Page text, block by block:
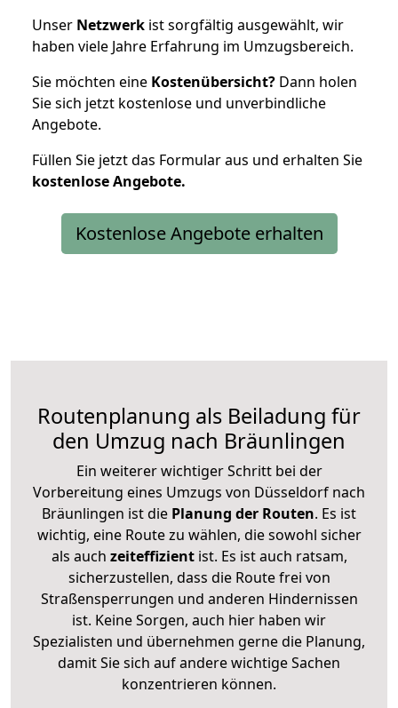
Unser Netzwerk ist sorgfältig ausgewählt, wir
haben viele Jahre Erfahrung im Umzugsbereich.
Sie möchten eine Kostenübersicht? Dann holen
Sie sich jetzt kostenlose und unverbindliche
Angebote.
Füllen Sie jetzt das Formular aus und erhalten Sie
kostenloseAngebote.
Kostenlose Angebote erhalten
Routenplanung als Beiladung für
den Umzug nach Bräunlingen
Ein weiterer wichtiger Schritt bei der
Vorbereitung eines Umzugs von Düsseldorf nach
Bräunlingen ist die Planung der Routen. Es ist
wichtig, eine Route zu wählen, die sowohl sicher
als auch zeiteffizientist. Es ist auch ratsam,
sicherzustellen, dass die Route frei von
Straßensperrungen und anderen Hindernissen
ist. Keine Sorgen, auch hier haben wir
Spezialisten und übernehmen gerne die Planung,
damit Sie sich auf andere wichtige Sachen
konzentrieren können.